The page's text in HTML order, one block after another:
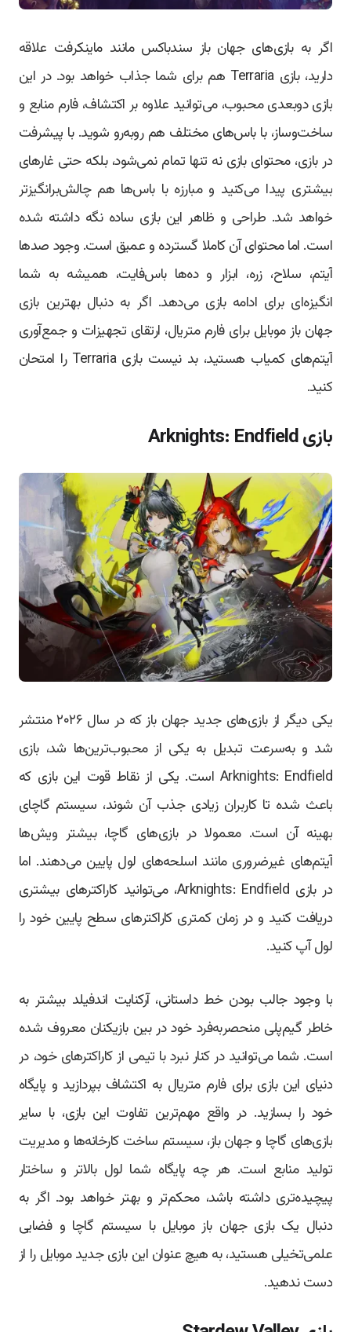
اگر به بازی‌های جهان باز سندباکس مانند ماینکرفت علاقه
دارید، بازی Terraria هم برای شما جذاب خواهد بود. در این
بازی دوبعدی محبوب، می‌توانید علاوه بر اکتشاف، فارم منابع و
ساخت‌وساز، با باس‌های مختلف هم روبه‌رو شوید. با پیشرفت
در بازی، محتوای بازی نه‌ تنها تمام نمی‌شود، بلکه حتی غارهای
بیشتری پیدا می‌کنید و مبارزه با باس‌ها هم چالش‌برانگیزتر
خواهد شد. طراحی و ظاهر این بازی ساده نگه داشته شده
است. اما محتوای آن کاملا گسترده و عمیق است. وجود صدها
آیتم، سلاح، زره، ابزار و ده‌ها باس‌فایت، همیشه به شما
انگیزه‌ای برای ادامه بازی می‌دهد. اگر به دنبال بهترین بازی
جهان باز موبایل برای فارم متریال، ارتقای تجهیزات و جمع‌آوری
آیتم‌های کمیاب هستید، بد نیست بازی Terraria را امتحان
کنید.
بازی Arknights: Endfield
یکی دیگر از بازی‌های جدید جهان باز که در سال ۲۰۲۶ منتشر
شد و به‌سرعت تبدیل به یکی از محبوب‌ترین‌ها شد، بازی
Arknights: Endfield است. یکی از نقاط قوت این بازی که
باعث شده تا کاربران زیادی جذب آن شوند، سیستم گاچای
بهینه آن است. معمولا در بازی‌های گاچا، بیشتر ویش‌ها
آیتم‌های غیرضروری مانند اسلحه‌های لول پایین می‌دهند. اما
در بازی Arknights: Endfield، می‌توانید کاراکترهای بیشتری
دریافت کنید و در زمان کمتری کاراکترهای سطح پایین خود را
لول آپ کنید.
با وجود جالب بودن خط داستانی، آرکنایت اندفیلد بیشتر به
خاطر گیم‌پلی منحصربه‌فرد خود در بین بازیکنان معروف شده
است. شما می‌توانید در کنار نبرد با تیمی از کاراکترهای خود، در
دنیای این بازی برای فارم متریال به اکتشاف بپردازید و پایگاه
خود را بسازید. در واقع مهم‌ترین تفاوت این بازی، با سایر
بازی‌های گاچا و جهان باز، سیستم ساخت کارخانه‌ها و مدیریت
تولید منابع است. هر چه پایگاه شما لول بالاتر و ساختار
پیچیده‌تری داشته باشد، محکم‌تر و بهتر خواهد بود. اگر به
دنبال یک بازی جهان باز موبایل با سیستم گاچا و فضایی
علمی‌تخیلی هستید، به هیچ عنوان این بازی جدید موبایل را از
دست ندهید.